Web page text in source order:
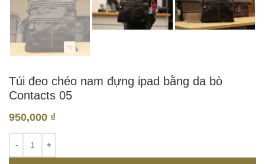
Túi đeo chéo nam đựng ipad bằng da bò
Contacts 05
950,000 ₫